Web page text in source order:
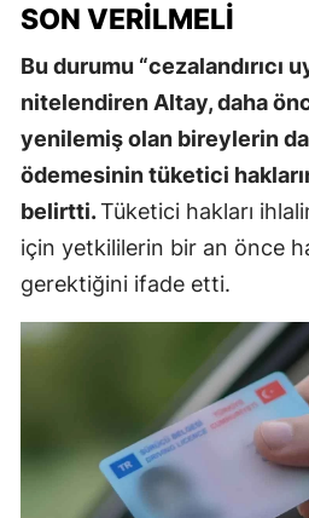
SON VERILMELI
Bu durumu “cezalandırıcı
nitelendiren Altay, daha
yenilemiş olan bireylerin
ödemesinin tüketici
belirtti.Tüketici hakları
için yetkililerin bir an önce
gerektiğini ifade etti.